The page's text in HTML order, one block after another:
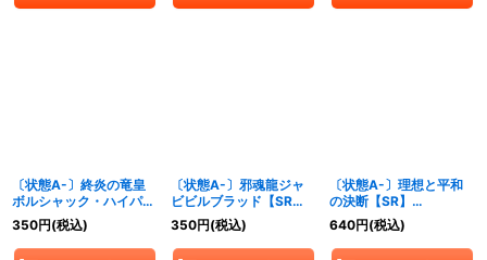
〔状態A-〕終炎の竜皇
ボルシャック・ハイパー
ドラゴン【OR】{24RP2
秘1/秘21}《火》
350円(税込)
〔状態A-〕邪魂龍ジャ
ビビルブラッド【SR】
{24RP2S6/S10}《闇》
350円(税込)
〔状態A-〕理想と平和
の決断【SR】
{24RP2S10/S10}
《多》
640円(税込)